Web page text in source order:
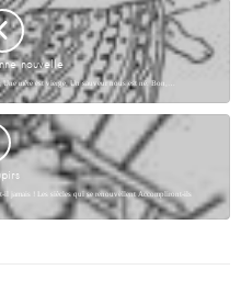
nouvelle
mère est vierge, Un sauveur nous est né. Bon,…
il jamais ! Les siècles qui se renouvellent Accompliront-ils